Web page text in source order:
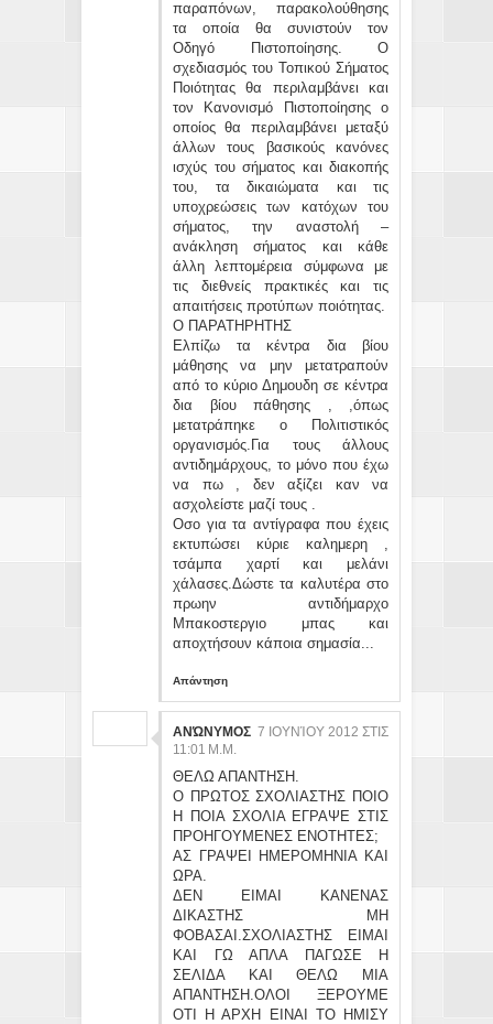
παραπόνων, παρακολούθησης
τα οποία θα συνιστούν τον
Οδηγό Πιστοποίησης. Ο
σχεδιασμός του Τοπικού Σήματος
Ποιότητας θα περιλαμβάνει και
τον Κανονισμό Πιστοποίησης ο
οποίος θα περιλαμβάνει μεταξύ
άλλων τους βασικούς κανόνες
ισχύς του σήματος και διακοπής
του, τα δικαιώματα και τις
υποχρεώσεις των κατόχων του
σήματος, την αναστολή –
ανάκληση σήματος και κάθε
άλλη λεπτομέρεια σύμφωνα με
τις διεθνείς πρακτικές και τις
απαιτήσεις προτύπων ποιότητας.
Ο ΠΑΡΑΤΗΡΗΤΗΣ
Ελπίζω τα κέντρα δια βίου
μάθησης να μην μετατραπούν
από το κύριο Δημουδη σε κέντρα
δια βίου πάθησης , ,όπως
μετατράπηκε ο Πολιτιστικός
οργανισμός.Για τους άλλους
αντιδημάρχους, το μόνο που έχω
να πω , δεν αξίζει καν να
ασχολείστε μαζί τους .
Οσο για τα αντίγραφα που έχεις
εκτυπώσει κύριε καλημερη ,
τσάμπα χαρτί και μελάνι
χάλασες.Δώστε τα καλυτέρα στο
πρωην αντιδήμαρχο
Μπακοστεργιο μπας και
αποχτήσουν κάποια σημασία...
Απάντηση
ΑΝΏΝΥΜΟΣ 7 ΙΟΥΝΊΟΥ 2012 ΣΤΙΣ
11:01 Μ.Μ.
ΘΕΛΩ ΑΠΑΝΤΗΣΗ.
Ο ΠΡΩΤΟΣ ΣΧΟΛΙΑΣΤΗΣ ΠΟΙΟ
Η ΠΟΙΑ ΣΧΟΛΙΑ ΕΓΡΑΨΕ ΣΤΙΣ
ΠΡΟΗΓΟΥΜΕΝΕΣ ΕΝΟΤΗΤΕΣ;
ΑΣ ΓΡΑΨΕΙ ΗΜΕΡΟΜΗΝΙΑ ΚΑΙ
ΩΡΑ.
ΔΕΝ ΕΙΜΑΙ ΚΑΝΕΝΑΣ
ΔΙΚΑΣΤΗΣ ΜΗ
ΦΟΒΑΣΑΙ.ΣΧΟΛΙΑΣΤΗΣ ΕΙΜΑΙ
ΚΑΙ ΓΩ ΑΠΛΑ ΠΑΓΩΣΕ Η
ΣΕΛΙΔΑ ΚΑΙ ΘΕΛΩ ΜΙΑ
ΑΠΑΝΤΗΣΗ.ΟΛΟΙ ΞΕΡΟΥΜΕ
ΟΤΙ Η ΑΡΧΗ ΕΙΝΑΙ ΤΟ ΗΜΙΣΥ